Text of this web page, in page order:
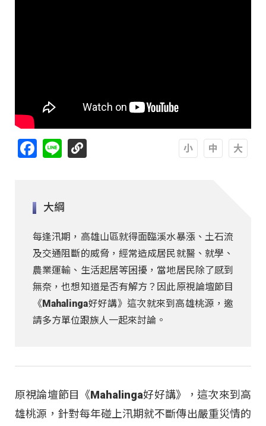
Facebook
Line
大綱
每逢汛期，高雄山區就得面臨溪水暴漲、土石流
及交通阻斷的威脅，經常造成居民就醫、就學、
農業運輸、生活起居等困擾，當地居民除了感到
無奈，也想知道是否有解方？因此原視論壇節目
《Mahalinga好好講》這次就來到高雄桃源，邀
請多方單位跟族人一起來討論。
原視論壇節目《Mahalinga好好講》，這次來到高
雄桃源，針對每年碰上汛期就不斷傳出嚴重災情的